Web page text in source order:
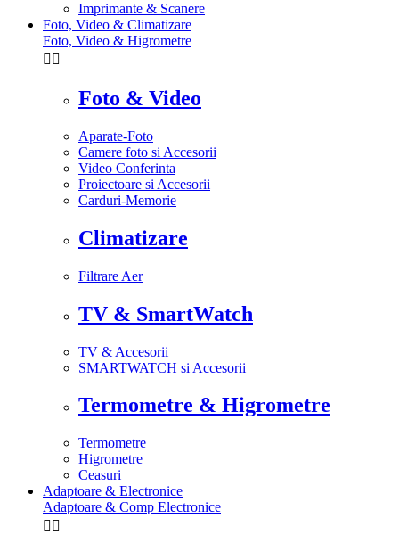
Imprimante & Scanere
Foto, Video & Climatizare
Foto, Video & Higrometre
 
Foto & Video
Aparate-Foto
Camere foto si Accesorii
Video Conferinta
Proiectoare si Accesorii
Carduri-Memorie
Climatizare
Filtrare Aer
TV & SmartWatch
TV & Accesorii
SMARTWATCH si Accesorii
Termometre & Higrometre
Termometre
Higrometre
Ceasuri
Adaptoare & Electronice
Adaptoare & Comp Electronice
 